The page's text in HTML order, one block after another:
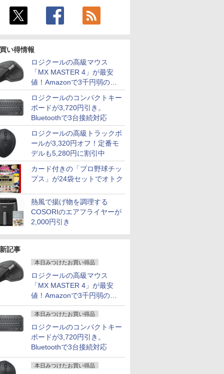
い得情報
ロジクールの高級マウス
「MX MASTER 4」が最安
値！Amazonで3千円弱の割
引
ロジクールのコンパクトキー
ボードが3,720円引き。
Bluetoothで3台接続対応
ロジクールの高級トラックボ
ールが3,320円オフ！定番モ
デルも5,280円に割引中
カード付きの「プロ野球チッ
プス」が24袋セットでオトク
熱風で揚げ物を調理する
COSORIのエアフライヤーが
2,000円引き
記事
本日みつけたお買い得品
ロジクールの高級マウス
「MX MASTER 4」が最安
値！Amazonで3千円弱の割
引
本日みつけたお買い得品
ロジクールのコンパクトキー
ボードが3,720円引き。
Bluetoothで3台接続対応
本日みつけたお買い得品